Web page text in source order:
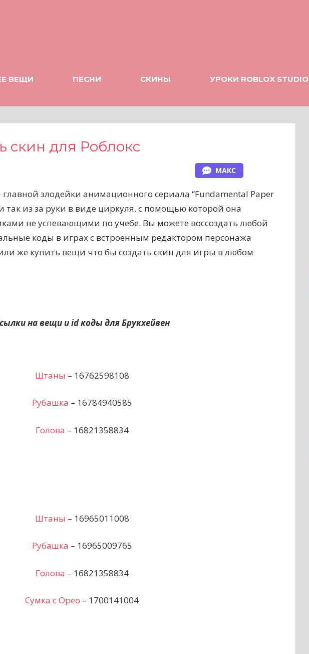
ВЕЩИ ПЕСНИ СКИНЫ УРОКИ ROBLOX STUDIO
скин для Роблокс
МАКС
злодейки анимационного сериала “Fundamental Paper
так из за руки в виде циркуля, с помощью которой она
не успевающими по учебе. Вы можете воссоздать любой
коды в играх с встроенным редактором персонажа
же купить вещи что бы создать скин для игры в любом
на вещи и id коды для Брукхейвен
Штаны – 16762598108
Рубашка – 16784940585
Голова – 16821358834
Штаны – 16965011008
Рубашка – 16965009765
Голова – 16821358834
Сумка с Орео – 1700141004